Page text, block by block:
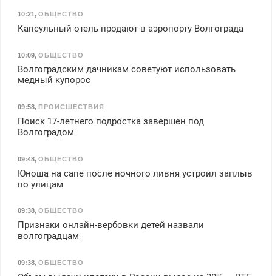
10:21, ОБЩЕСТВО
Капсульный отель продают в аэропорту Волгограда
10:09, ОБЩЕСТВО
Волгоградским дачникам советуют использовать
медный купорос
09:58, ПРОИСШЕСТВИЯ
Поиск 17-летнего подростка завершен под
Волгоградом
09:48, ОБЩЕСТВО
Юноша на сапе после ночного ливня устроил заплыв
по улицам
09:38, ОБЩЕСТВО
Признаки онлайн-вербовки детей назвали
волгоградцам
09:38, ОБЩЕСТВО